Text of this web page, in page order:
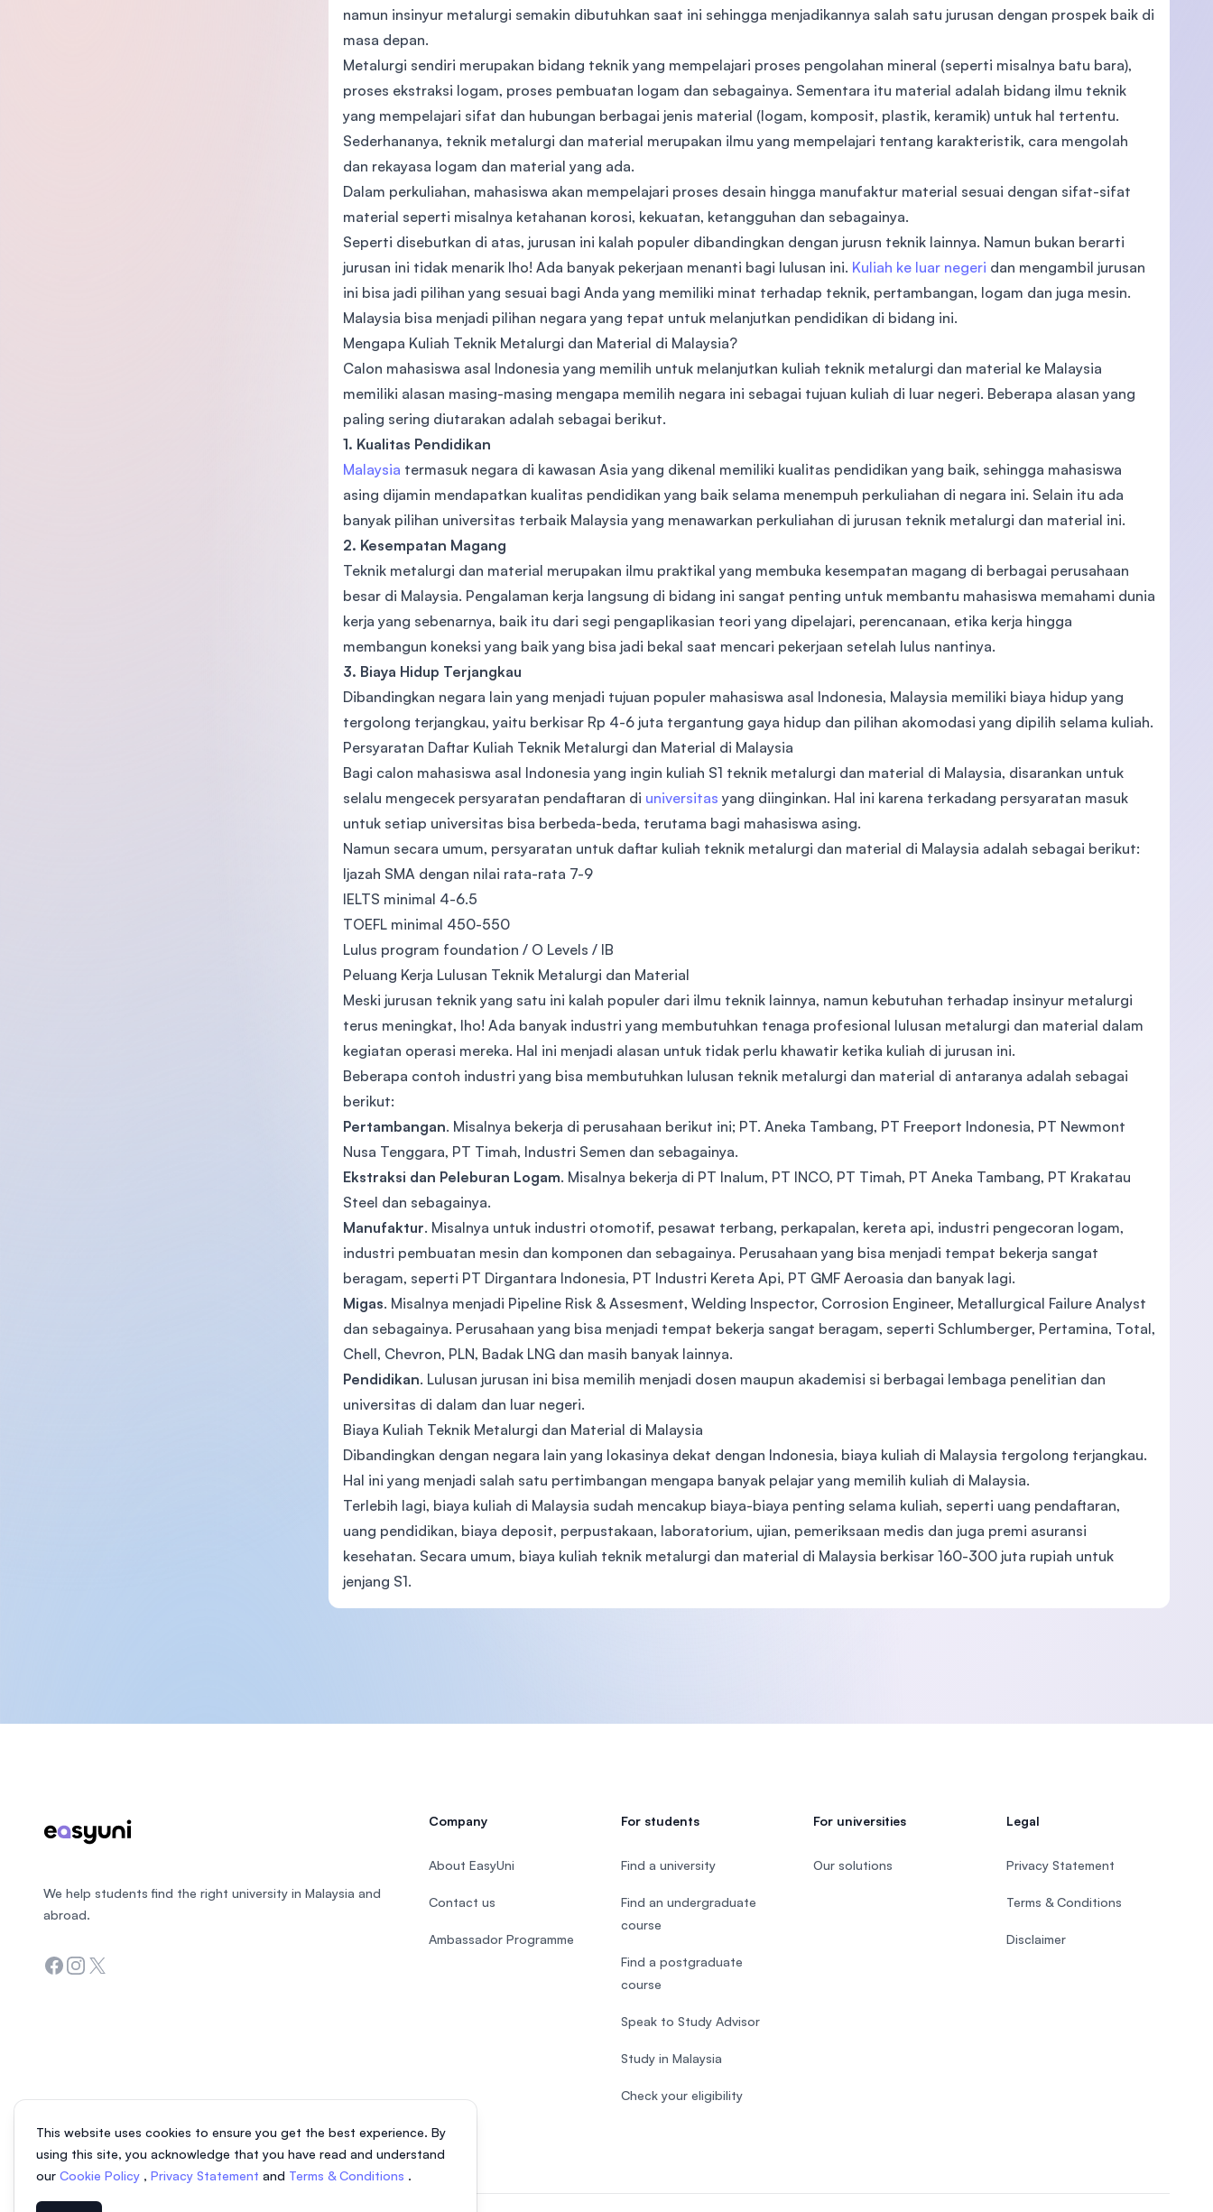
namun insinyur metalurgi semakin dibutuhkan saat ini sehingga menjadikannya salah satu jurusan dengan prospek baik di
masa depan.
Metalurgi sendiri merupakan bidang teknik yang mempelajari proses pengolahan mineral (seperti misalnya batu bara),
proses ekstraksi logam, proses pembuatan logam dan sebagainya. Sementara itu material adalah bidang ilmu teknik
yang mempelajari sifat dan hubungan berbagai jenis material (logam, komposit, plastik, keramik) untuk hal tertentu.
Sederhananya, teknik metalurgi dan material merupakan ilmu yang mempelajari tentang karakteristik, cara mengolah
dan rekayasa logam dan material yang ada.
Dalam perkuliahan, mahasiswa akan mempelajari proses desain hingga manufaktur material sesuai dengan sifat-sifat
material seperti misalnya ketahanan korosi, kekuatan, ketangguhan dan sebagainya.
Seperti disebutkan di atas, jurusan ini kalah populer dibandingkan dengan jurusn teknik lainnya. Namun bukan berarti
jurusan ini tidak menarik lho! Ada banyak pekerjaan menanti bagi lulusan ini. Kuliah ke luar negeri dan mengambil jurusan
ini bisa jadi pilihan yang sesuai bagi Anda yang memiliki minat terhadap teknik, pertambangan, logam dan juga mesin.
Malaysia bisa menjadi pilihan negara yang tepat untuk melanjutkan pendidikan di bidang ini.
Mengapa Kuliah Teknik Metalurgi dan Material di Malaysia?
Calon mahasiswa asal Indonesia yang memilih untuk melanjutkan kuliah teknik metalurgi dan material ke Malaysia
memiliki alasan masing-masing mengapa memilih negara ini sebagai tujuan kuliah di luar negeri. Beberapa alasan yang
paling sering diutarakan adalah sebagai berikut.
1. Kualitas Pendidikan
Malaysia termasuk negara di kawasan Asia yang dikenal memiliki kualitas pendidikan yang baik, sehingga mahasiswa
asing dijamin mendapatkan kualitas pendidikan yang baik selama menempuh perkuliahan di negara ini. Selain itu ada
banyak pilihan universitas terbaik Malaysia yang menawarkan perkuliahan di jurusan teknik metalurgi dan material ini.
2. Kesempatan Magang
Teknik metalurgi dan material merupakan ilmu praktikal yang membuka kesempatan magang di berbagai perusahaan
besar di Malaysia. Pengalaman kerja langsung di bidang ini sangat penting untuk membantu mahasiswa memahami dunia
kerja yang sebenarnya, baik itu dari segi pengaplikasian teori yang dipelajari, perencanaan, etika kerja hingga
membangun koneksi yang baik yang bisa jadi bekal saat mencari pekerjaan setelah lulus nantinya.
3. Biaya Hidup Terjangkau
Dibandingkan negara lain yang menjadi tujuan populer mahasiswa asal Indonesia, Malaysia memiliki biaya hidup yang
tergolong terjangkau, yaitu berkisar Rp 4-6 juta tergantung gaya hidup dan pilihan akomodasi yang dipilih selama kuliah.
Persyaratan Daftar Kuliah Teknik Metalurgi dan Material di Malaysia
Bagi calon mahasiswa asal Indonesia yang ingin kuliah S1 teknik metalurgi dan material di Malaysia, disarankan untuk
selalu mengecek persyaratan pendaftaran di universitas yang diinginkan. Hal ini karena terkadang persyaratan masuk
untuk setiap universitas bisa berbeda-beda, terutama bagi mahasiswa asing.
Namun secara umum, persyaratan untuk daftar kuliah teknik metalurgi dan material di Malaysia adalah sebagai berikut:
Ijazah SMA dengan nilai rata-rata 7-9
IELTS minimal 4-6.5
TOEFL minimal 450-550
Lulus program foundation / O Levels / IB
Peluang Kerja Lulusan Teknik Metalurgi dan Material
Meski jurusan teknik yang satu ini kalah populer dari ilmu teknik lainnya, namun kebutuhan terhadap insinyur metalurgi
terus meningkat, lho! Ada banyak industri yang membutuhkan tenaga profesional lulusan metalurgi dan material dalam
kegiatan operasi mereka. Hal ini menjadi alasan untuk tidak perlu khawatir ketika kuliah di jurusan ini.
Beberapa contoh industri yang bisa membutuhkan lulusan teknik metalurgi dan material di antaranya adalah sebagai
berikut:
Pertambangan. Misalnya bekerja di perusahaan berikut ini; PT. Aneka Tambang, PT Freeport Indonesia, PT Newmont
Nusa Tenggara, PT Timah, Industri Semen dan sebagainya.
Ekstraksi dan Peleburan Logam. Misalnya bekerja di PT Inalum, PT INCO, PT Timah, PT Aneka Tambang, PT Krakatau
Steel dan sebagainya.
Manufaktur. Misalnya untuk industri otomotif, pesawat terbang, perkapalan, kereta api, industri pengecoran logam,
industri pembuatan mesin dan komponen dan sebagainya. Perusahaan yang bisa menjadi tempat bekerja sangat
beragam, seperti PT Dirgantara Indonesia, PT Industri Kereta Api, PT GMF Aeroasia dan banyak lagi.
Migas. Misalnya menjadi Pipeline Risk & Assesment, Welding Inspector, Corrosion Engineer, Metallurgical Failure Analyst
dan sebagainya. Perusahaan yang bisa menjadi tempat bekerja sangat beragam, seperti Schlumberger, Pertamina, Total,
Chell, Chevron, PLN, Badak LNG dan masih banyak lainnya.
Pendidikan. Lulusan jurusan ini bisa memilih menjadi dosen maupun akademisi si berbagai lembaga penelitian dan
universitas di dalam dan luar negeri.
Biaya Kuliah Teknik Metalurgi dan Material di Malaysia
Dibandingkan dengan negara lain yang lokasinya dekat dengan Indonesia, biaya kuliah di Malaysia tergolong terjangkau.
Hal ini yang menjadi salah satu pertimbangan mengapa banyak pelajar yang memilih kuliah di Malaysia.
Terlebih lagi, biaya kuliah di Malaysia sudah mencakup biaya-biaya penting selama kuliah, seperti uang pendaftaran,
uang pendidikan, biaya deposit, perpustakaan, laboratorium, ujian, pemeriksaan medis dan juga premi asuransi
kesehatan. Secara umum, biaya kuliah teknik metalurgi dan material di Malaysia berkisar 160-300 juta rupiah untuk
jenjang S1.
This website uses cookies to ensure you get the best experience. By
using this site, you acknowledge that you have read and understand
our Cookie Policy , Privacy Statement and Terms & Conditions .
We help students find the right university in Malaysia and
abroad.
Facebook
Instagram
Twitter
Company
About EasyUni
Contact us
Ambassador Programme
For students
Find a university
Find an undergraduate
course
Find a postgraduate
course
Speak to Study Advisor
Study in Malaysia
Check your eligibility
For universities
Our solutions
Legal
Privacy Statement
Terms & Conditions
Disclaimer